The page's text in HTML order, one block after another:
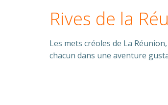
Rives de la
Les mets créoles de La
chacun dans une aventure